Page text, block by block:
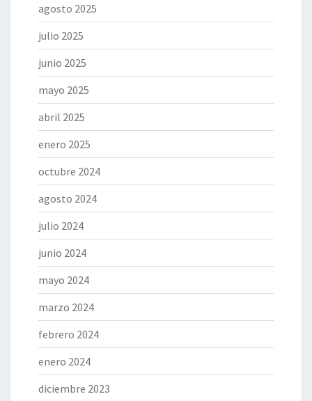
agosto 2025
julio 2025
junio 2025
mayo 2025
abril 2025
enero 2025
octubre 2024
agosto 2024
julio 2024
junio 2024
mayo 2024
marzo 2024
febrero 2024
enero 2024
diciembre 2023